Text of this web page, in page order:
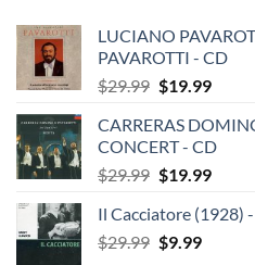
LUCIANO
PAVAROTTI - CD
$29.99 Original
was:
$29.99.
$19.99
is:
$19.99.
CARRERAS
CONCERT - CD
$29.99 Original
was:
$29.99.
$19.99
is:
Il Cacciatore (1928)
$29.99 Original
$9.99Current